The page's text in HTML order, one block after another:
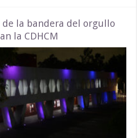
de la bandera del orgullo
la CDHCM